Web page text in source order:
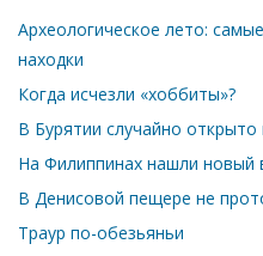
Археологическое лето:
находки
Когда исчезли «хоббиты»?
В Бурятии случайно
На Филиппинах нашли новый
В Денисовой пещере не
Траур по-обезьяньи